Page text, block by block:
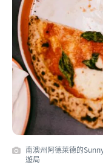
南澳州阿德萊德的
遊局